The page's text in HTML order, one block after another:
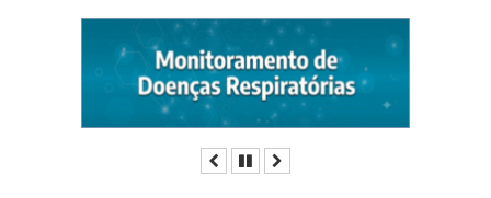
AnteriorPausar